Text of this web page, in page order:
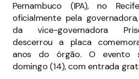
Pernambuco (IPA), no
oficialmente pela
da vice-governadora
descerrou a placa
anos do órgão. O evento
domingo (14), com entrada